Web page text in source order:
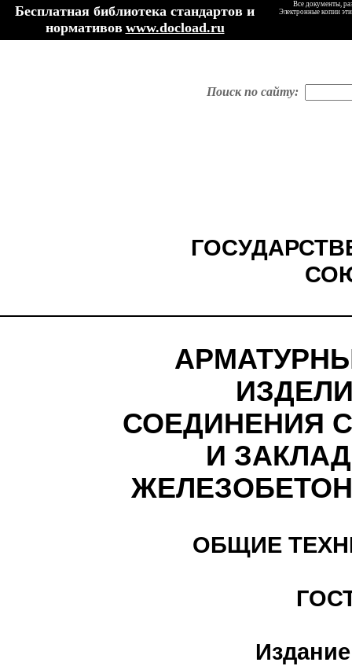
Бесплатная библиотека стандартов и
нормативов www.docload.ru
Все документы,
Электронные копии
Поиск по сайту:
СОЕДИНЕНИЯ
И
ОБЩИЕ
ГОС
Издание